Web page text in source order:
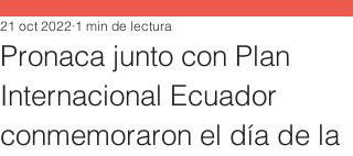
Pronaca junto con Plan
Internacional Ecuador
conmemoraron el día de la
21 oct 2022 1 min de lectura